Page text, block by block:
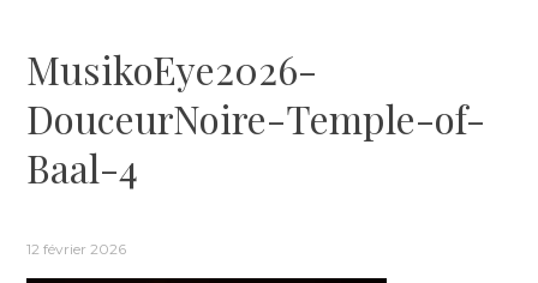
MusikoEye2026-
DouceurNoire-Temple-of-
Baal-4
12 février 2026